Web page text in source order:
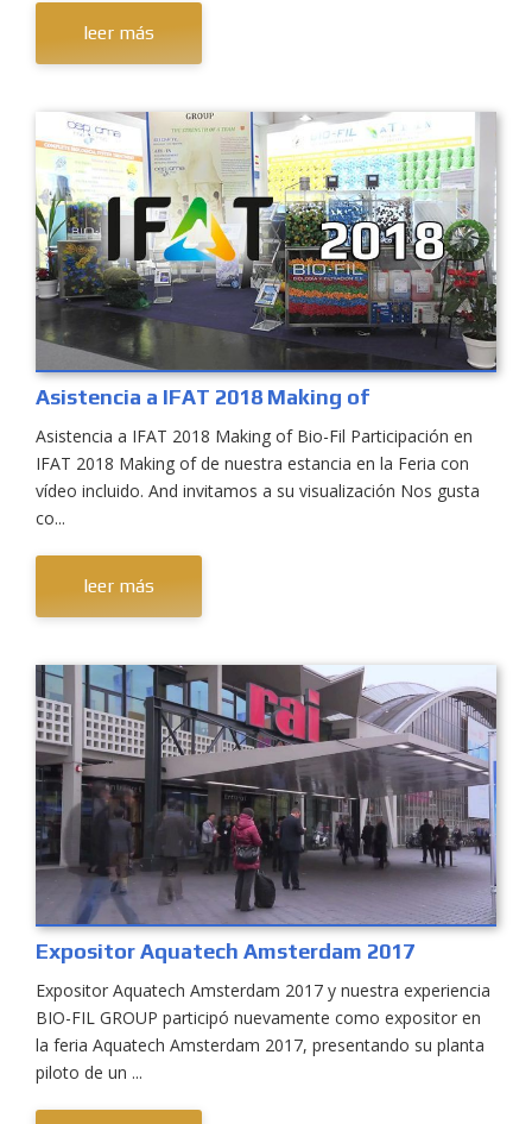
leer más
Asistencia a IFAT 2018 Making of
Asistencia a IFAT 2018 Making of Bio-Fil Participación en
IFAT 2018 Making of de nuestra estancia en la Feria con
vídeo incluido. And invitamos a su visualización Nos gusta
co...
leer más
Expositor Aquatech Amsterdam 2017
Expositor Aquatech Amsterdam 2017 y nuestra experiencia
BIO-FIL GROUP participó nuevamente como expositor en
la feria Aquatech Amsterdam 2017, presentando su planta
piloto de un ...